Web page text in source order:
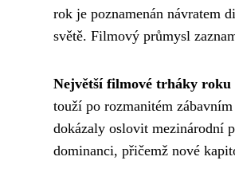
rok je poznamenán návratem
světě. Filmový průmysl
Největší filmové trháky roku
touží po rozmanitém
dokázaly oslovit mezinárodní
dominanci, přičemž nové